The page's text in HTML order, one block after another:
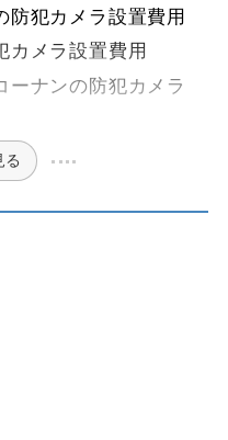
防犯カメラ設置費用
カメラ設置費用
ーナンの防犯カメラ
る